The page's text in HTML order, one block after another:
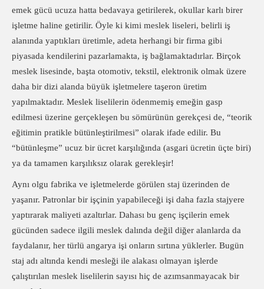
emek gücü ucuza hatta bedavaya getirilerek, okullar karlı birer
işletme haline getirilir. Öyle ki kimi meslek liseleri, belirli iş
alanında yaptıkları üretimle, adeta herhangi bir firma gibi
piyasada kendilerini pazarlamakta, iş bağlamaktadırlar. Birçok
meslek lisesinde, başta otomotiv, tekstil, elektronik olmak üzere
daha bir dizi alanda büyük işletmelere taşeron üretim
yapılmaktadır. Meslek liselilerin ödenmemiş emeğin gasp
edilmesi üzerine gerçekleşen bu sömürünün gerekçesi de, “teorik
eğitimin pratikle bütünleştirilmesi” olarak ifade edilir. Bu
“bütünleşme” ucuz bir ücret karşılığında (asgari ücretin üçte biri)
ya da tamamen karşılıksız olarak gerekleşir!
Aynı olgu fabrika ve işletmelerde görülen staj üzerinden de
yaşanır. Patronlar bir işçinin yapabileceği işi daha fazla stajyere
yaptırarak maliyeti azaltırlar. Dahası bu genç işçilerin emek
gücünden sadece ilgili meslek dalında değil diğer alanlarda da
faydalanır, her türlü angarya işi onların sırtına yüklerler. Bugün
staj adı altında kendi mesleği ile alakası olmayan işlerde
çalıştırılan meslek liselilerin sayısı hiç de azımsanmayacak bir